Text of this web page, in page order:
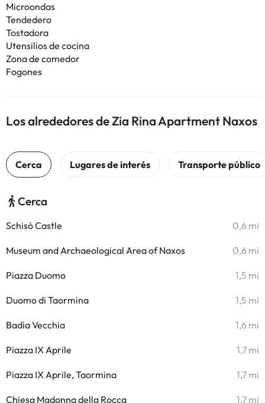
Microondas
Tendedero
Tostadora
Utensilios de cocina
Zona de comedor
Fogones
Los alrededores de Zia Rina Apartment Naxos
Cerca
Schisò Castle 0,6 mi
Museum and Archaeological Area of Naxos 0,6 mi
Piazza Duomo 1,5 mi
Duomo di Taormina 1,5 mi
Badia Vecchia 1,6 mi
Piazza IX Aprile 1,7 mi
Piazza IX Aprile, Taormina 1,7 mi
Chiesa Madonna della Rocca 1,7 mi